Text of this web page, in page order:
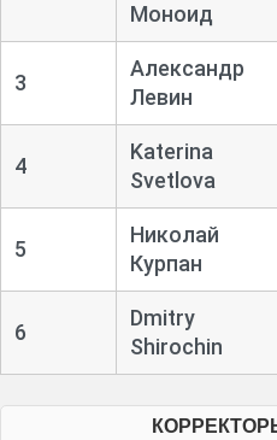
Моноид
3
Александр
Левин
4
Katerina
Svetlova
5
Николай
Курпан
6
Dmitry
Shirochin